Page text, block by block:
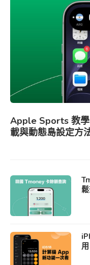
Apple Sports 教
載與動態島設定方